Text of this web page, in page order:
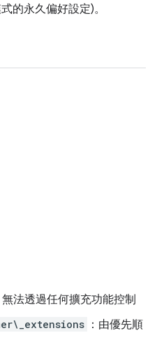
的永久偏好設定)。
無法透過任何擴充功能控制
：由優先順